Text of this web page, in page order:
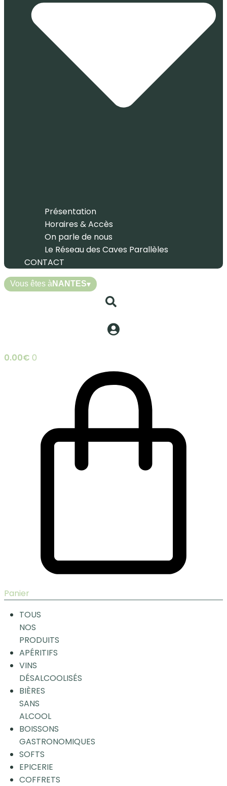
Présentation
Horaires & Accès
On parle de nous
Le Réseau des Caves Parallèles
CONTACT
Vous êtes à NANTES▾
0.00€ 0
Panier
TOUS
NOS
PRODUITS
APÉRITIFS
VINS
DÉSALCOOLISÉS
BIÈRES
SANS
ALCOOL
BOISSONS
GASTRONOMIQUES
SOFTS
EPICERIE
COFFRETS